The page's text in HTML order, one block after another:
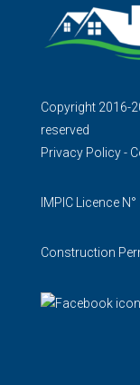
Copyright 2016-
reserved
Privacy Policy-
IMPIC Licence
Construction